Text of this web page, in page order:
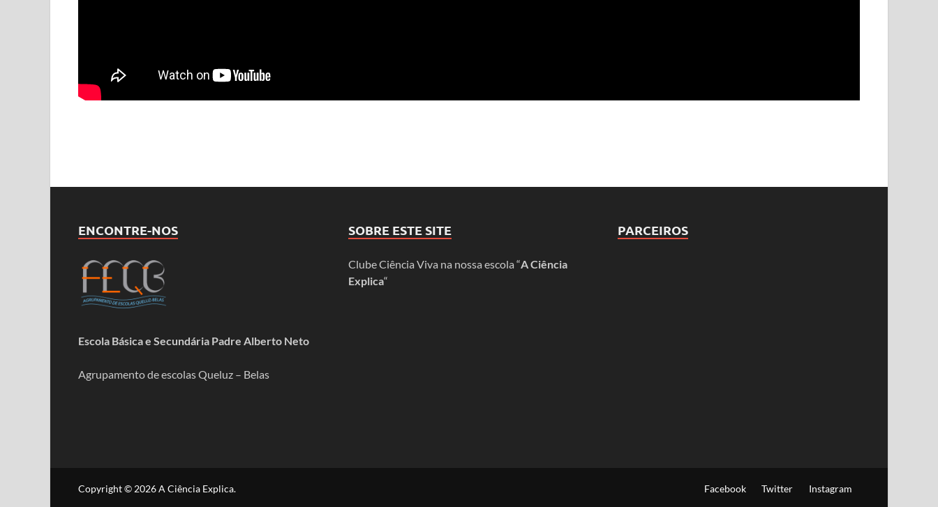
ENCONTRE-NOS
Escola Básica e Secundária Padre Alberto Neto
Agrupamento de escolas Queluz – Belas
SOBRE ESTE SITE
Clube Ciência Viva na nossa escola “A Ciência
Explica“
PARCEIROS
Copyright © 2026A Ciência Explica. Facebook Twitter Instagram